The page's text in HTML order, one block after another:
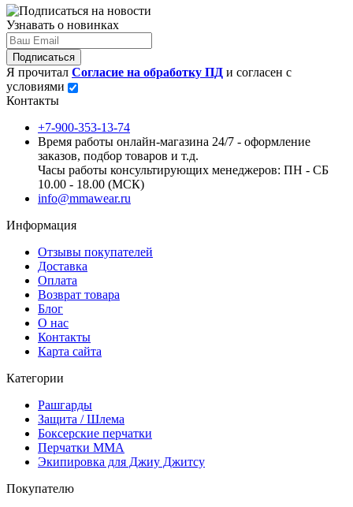
Узнавать о новинках
Подписаться
Я прочитал Согласие на обработку ПД и согласен с
условиями
Контакты
+7-900-353-13-74
Время работы онлайн-магазина 24/7 - оформление
заказов, подбор товаров и т.д.
Часы работы консультирующих менеджеров: ПН - СБ
10.00 - 18.00 (МСК)
info@mmawear.ru
Информация
Отзывы покупателей
Доставка
Оплата
Возврат товара
Блог
О нас
Контакты
Карта сайта
Категории
Рашгарды
Защита / Шлема
Боксерские перчатки
Перчатки ММА
Экипировка для Джиу Джитсу
Покупателю